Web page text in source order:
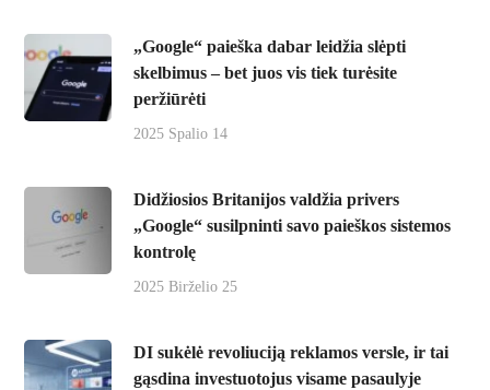
„Google“ paieška dabar leidžia slėpti
skelbimus – bet juos vis tiek turėsite
peržiūrėti
2025 Spalio 14
Didžiosios Britanijos valdžia privers
„Google“ susilpninti savo paieškos sistemos
kontrolę
2025 Birželio 25
DI sukėlė revoliuciją reklamos versle, ir tai
gąsdina investuotojus visame pasaulyje